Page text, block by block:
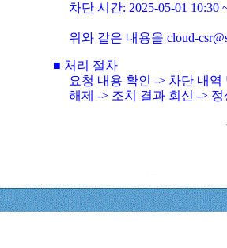
차단 시간: 2025-05-01 10:30
위와 같은 내용을 cloud-
■ 처리 절차
요청 내용 확인 -> 차단 내
해제 -> 조치 결과 회신 ->